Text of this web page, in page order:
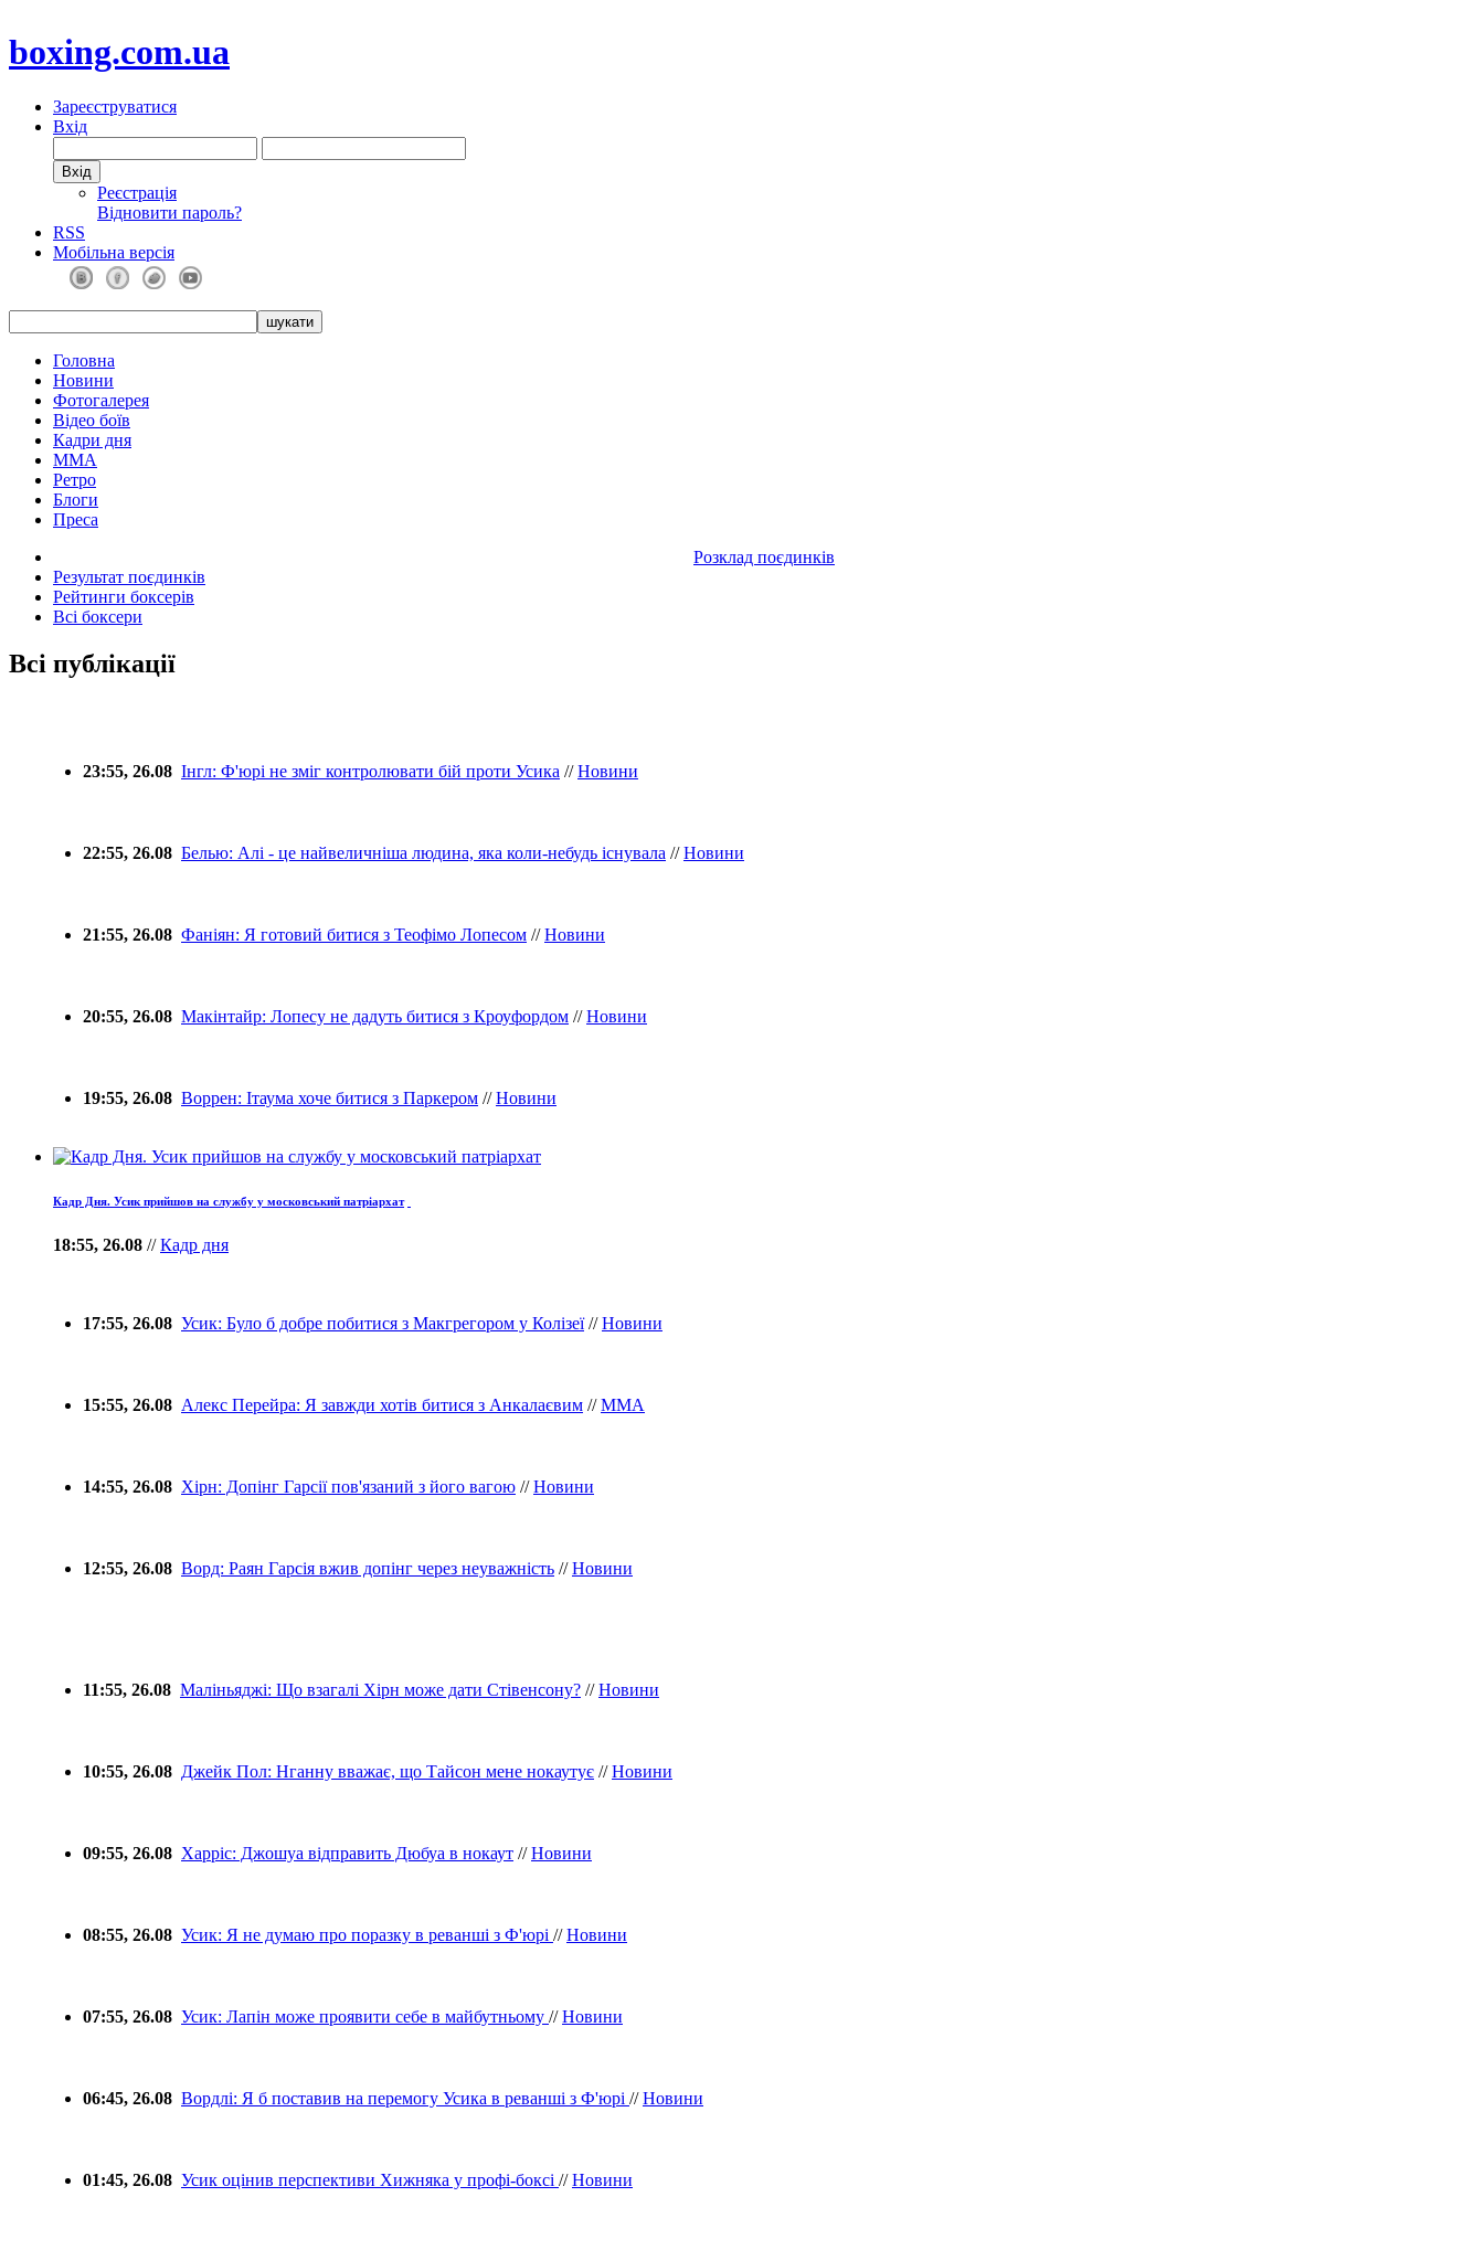
boxing.com.ua
Зареєструватися
Вхід
Реєстрація
Відновити пароль?
RSS
Мобільна версія
Головна
Новини
Фотогалерея
Відео боїв
Кадри дня
ММА
Ретро
Блоги
Преса
Розклад поєдинків
Результат поєдинків
Рейтинги боксерів
Всі боксери
Всі публікації
23:55, 26.08 Інгл: Ф'юрі не зміг контролювати бій проти Усика //Новини
22:55, 26.08 Белью: Алі - це найвеличніша людина, яка коли-небудь існувала //Новини
21:55, 26.08 Фаніян: Я готовий битися з Теофімо Лопесом //Новини
20:55, 26.08 Макінтайр: Лопесу не дадуть битися з Кроуфордом //Новини
19:55, 26.08 Воррен: Ітаума хоче битися з Паркером //Новини
Кадр Дня. Усик прийшов на службу у московський патріархат
18:55, 26.08 //Кадр дня
17:55, 26.08 Усик: Було б добре побитися з Макгрегором у Колізеї//Новини
15:55, 26.08 Алекс Перейра: Я завжди хотів битися з Анкалаєвим //ММА
14:55, 26.08 Хірн: Допінг Гарсії пов'язаний з його вагою //Новини
12:55, 26.08 Ворд: Раян Гарсія вжив допінг через неуважність //Новини
11:55, 26.08 Маліньяджі: Що взагалі Хірн може дати Стівенсону? //Новини
10:55, 26.08 Джейк Пол: Нганну вважає, що Тайсон мене нокаутує //Новини
09:55, 26.08 Харріс: Джошуа відправить Дюбуа в нокаут //Новини
08:55, 26.08 Усик: Я не думаю про поразку в реванші з Ф'юрі //Новини
07:55, 26.08 Усик: Лапін може проявити себе в майбутньому //Новини
06:45, 26.08 Вордлі: Я б поставив на перемогу Усика в реванші з Ф'юрі //Новини
01:45, 26.08 Усик оцінив перспективи Хижняка у профі-боксі //Новини